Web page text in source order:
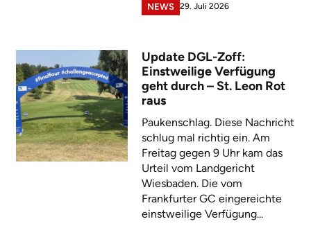
NEWS 29. Juli 2026
Update DGL-Zoff:
Einstweilige Verfügung
geht durch – St. Leon Rot
raus
Paukenschlag. Diese Nachricht
schlug mal richtig ein. Am
Freitag gegen 9 Uhr kam das
Urteil vom Landgericht
Wiesbaden. Die vom
Frankfurter GC eingereichte
einstweilige Verfügung...